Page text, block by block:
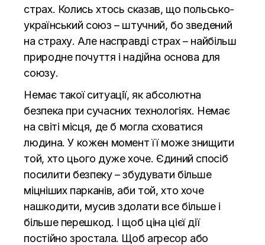
страх. Колись хтось сказав, що польсько-
український союз – штучний, бо зведений
на страху. Але насправді страх – найбільш
природне почуття і надійна основа для
союзу.
Немає такої ситуації, як абсолютна
безпека при сучасних технологіях. Немає
на світі місця, де б могла сховатися
людина. У кожен момент її може знищити
той, хто цього дуже хоче. Єдиний спосіб
посилити безпеку – збудувати більше
міцніших парканів, аби той, хто хоче
нашкодити, мусив здолати все більше і
більше перешкод. І щоб ціна цієї дії
постійно зростала. Щоб агресор або